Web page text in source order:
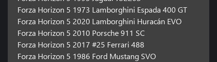
Forza Horizon 5 1973 Lamborghini Espada 400 GT
Forza Horizon 5 2020 Lamborghini Huracán EVO
Forza Horizon 5 2010 Porsche 911 SC
Forza Horizon 5 2017 #25 Ferrari 488
Forza Horizon 5 1986 Ford Mustang SVO